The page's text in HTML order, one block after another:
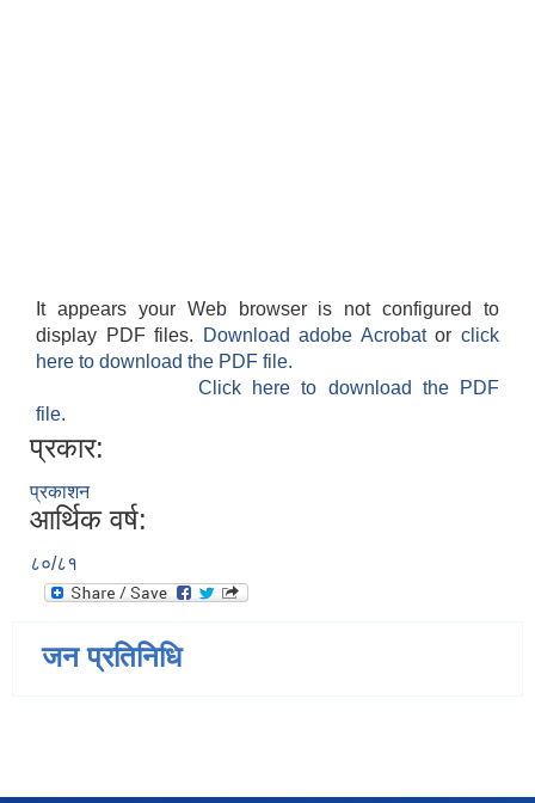
It appears your Web browser is not configured to
display PDF files.
Download adobe Acrobatorclick
here to download the PDF file.
Click here to download the PDF
file.
प्रकार:
प्रकाशन
आर्थिक वर्ष:
८०/८१
जन प्रतिनिधि